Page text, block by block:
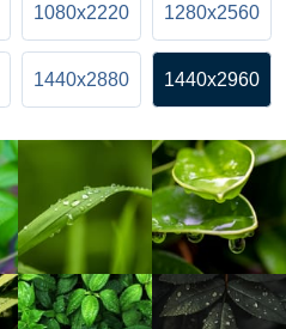
1080x2220 1280x2560
1440x2880 1440x2960